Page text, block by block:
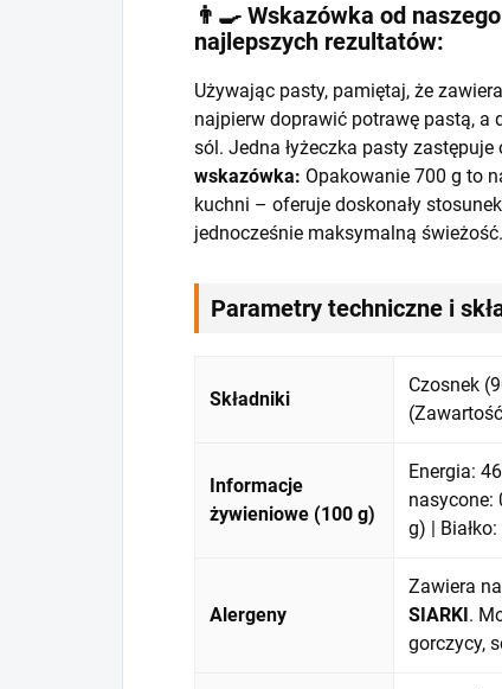
👨‍🍳 Wskazówka od
najlepszych rezultatów:
Używając pasty, pamiętaj, że
najpierw doprawić potrawę pastą, a
sól. Jedna łyżeczka pasty
wskazówka: Opakowanie 700 g to
kuchni – oferuje doskonały
jednocześnie maksymalną świeżość.
Parametry techniczne i
Składniki
Czosnek
Informacje
żywieniowe (100 g)
Energia:
nasycone:
g) |
Alergeny
Zawiera
SIARKI .
gorczycy,